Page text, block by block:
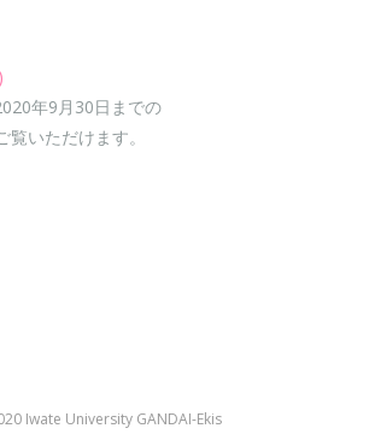
年9月30日までの
いただけます。
Iwate University GANDAI-Ekis